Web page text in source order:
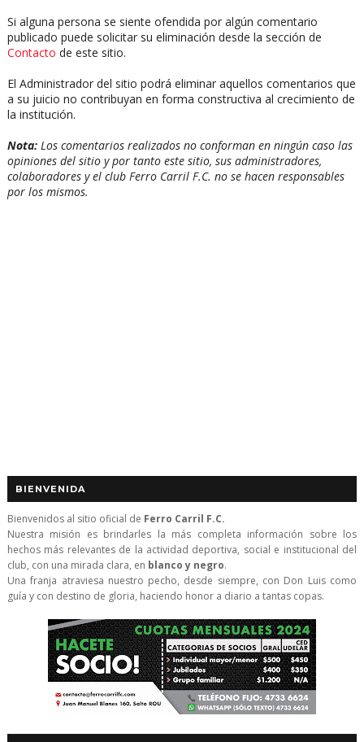
Si alguna persona se siente ofendida por algún comentario
publicado puede solicitar su eliminación desde la sección de
Contacto de este sitio.
El Administrador del sitio podrá eliminar aquellos comentarios que
a su juicio no contribuyan en forma constructiva al crecimiento de
la institución.
Nota:Los comentarios realizados no conforman en ningún caso las
opiniones del sitio y por tanto este sitio, sus administradores,
colaboradores y el club Ferro Carril F.C. no se hacen responsables
por los mismos.
BIENVENIDA
Bienvenidos al sitio oficial de Ferro Carril F.C.
Nuestra misión es brindarles la más completa información sobre los
hechos más relevantes de la actividad deportiva, social e institucional del
club, con una mirada clara, en blanco y negro.
Una franja atraviesa nuestro pecho, desde siempre, con Don Luis como
guía y con destino de gloria, haciendo honor a diario a tantas copas.